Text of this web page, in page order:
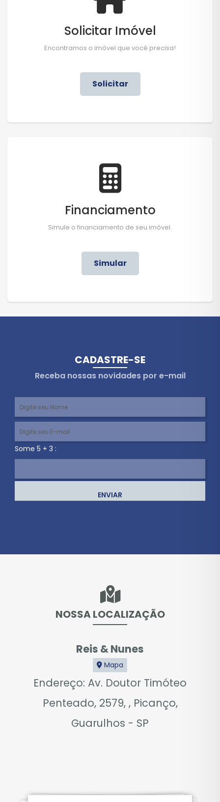
Solicitar Imóvel
Encontramos o imóvel que você precisa!
Solicitar
Financiamento
Simule o financiamento de seu imóvel.
Simular
CADASTRE-SE
Receba nossas novidades por e-mail
Some 5 + 3 :
ENVIAR
NOSSA LOCALIZAÇÃO
Reis & Nunes
Mapa
Endereço: Av. Doutor Timóteo
Penteado, 2579, , Picanço,
Guarulhos - SP